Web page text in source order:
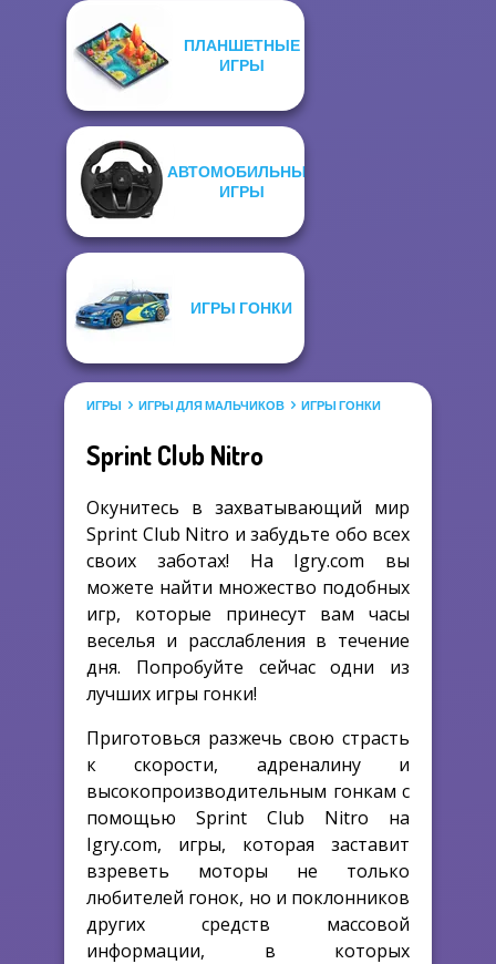
ПЛАНШЕТНЫЕ
ИГРЫ
АВТОМОБИЛЬНЫЕ
ИГРЫ
ИГРЫ ГОНКИ
ИГРЫ ИГРЫ ДЛЯ МАЛЬЧИКОВ ИГРЫ ГОНКИ
Sprint Club Nitro
Окунитесь в захватывающий мир
Sprint Club Nitro и забудьте обо всех
своих заботах! На Igry.com вы
можете найти множество подобных
игр, которые принесут вам часы
веселья и расслабления в течение
дня. Попробуйте сейчас одни из
лучших игры гонки!
Приготовься разжечь свою страсть
к скорости, адреналину и
высокопроизводительным гонкам с
помощью Sprint Club Nitro на
Igry.com, игры, которая заставит
взреветь моторы не только
любителей гонок, но и поклонников
других средств массовой
информации, в которых